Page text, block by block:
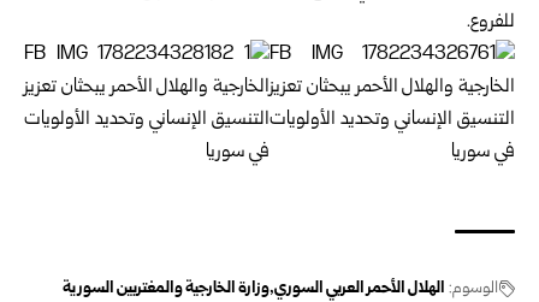
للفروع.
الوسوم: الهلال الأحمر العربي السوري وزارة الخارجية والمغتربين السور ية